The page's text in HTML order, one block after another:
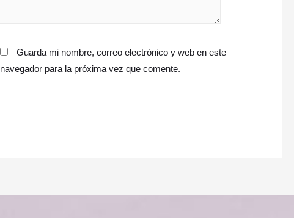
Guarda mi nombre, correo electrónico y web en este
navegador para la próxima vez que comente.